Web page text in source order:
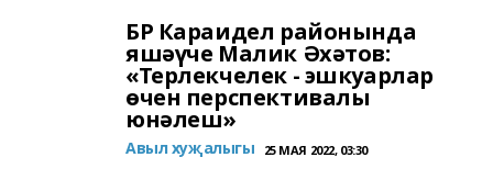
БР Караидел районында
яшәүче Малик Әхәтов:
«Терлекчелек - эшкуарлар
өчен перспективалы
юнәлеш»
Авыл хуҗалыгы 25 МАЯ 2022, 03:30